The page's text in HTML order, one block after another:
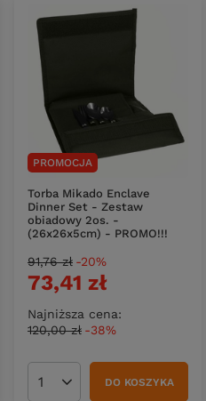
PROMOCJA
Torba Mikado Enclave
Dinner Set - Zestaw
obiadowy 2os. -
(26x26x5cm) - PROMO!!!
73,41 zł
Najniższa cena:
120,00 zł -38%
91,76 zł -20%
Ilość produktówDO KOSZYKA